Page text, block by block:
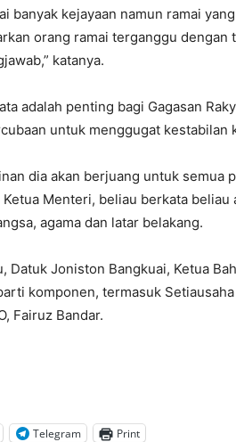
banyak kejayaan namun ramai
orang ramai terganggu dengan
katanya.
adalah penting bagi Gagasan
untuk menggugat kestabilan
dia akan berjuang untuk semua
Ketua Menteri, beliau berkata
agama dan latar belakang.
Datuk Joniston Bangkuai, Ketua
komponen, termasuk
Fairuz Bandar.
Telegram Print